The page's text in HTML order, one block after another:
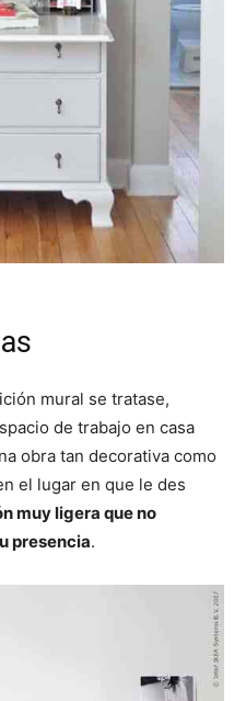
mural se tratase,
de trabajo en casa
obra tan decorativa como
el lugar en que le des
muy ligera que no
presencia.